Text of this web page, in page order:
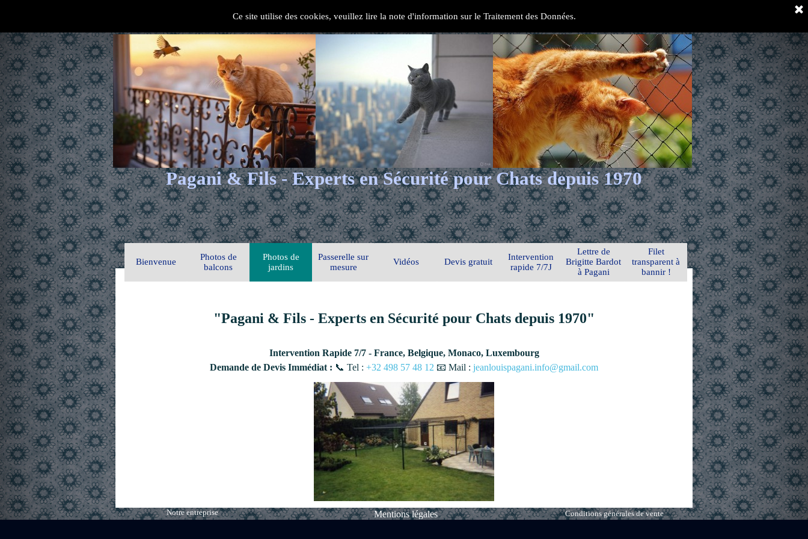
Ce site utilise des cookies, veuillez lire la note d'information sur le Traitement des Données.
Pagani & Fils - Experts en Sécurité pour Chats depuis 1970
Bienvenue
Photos de
balcons
Photos de
jardins
Passerelle sur
mesure
Vidéos Devis gratuit
Intervention
rapide 7/7J
Lettre de
Brigitte Bardot
à Pagani
Filet
transparent à
bannir !
"Pagani & Fils - Experts en Sécurité pour Chats depuis 1970"
Intervention Rapide 7/7 - France, Belgique, Monaco, Luxembourg
Demande de Devis Immédiat : 📞 Tel : +32 498 57 48 12 📧 Mail : jeanlouispagani.info@gmail.com
Notre entreprise Mentions légales Conditions générales de vente